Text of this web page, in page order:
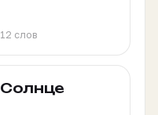
12 слов
Солнце